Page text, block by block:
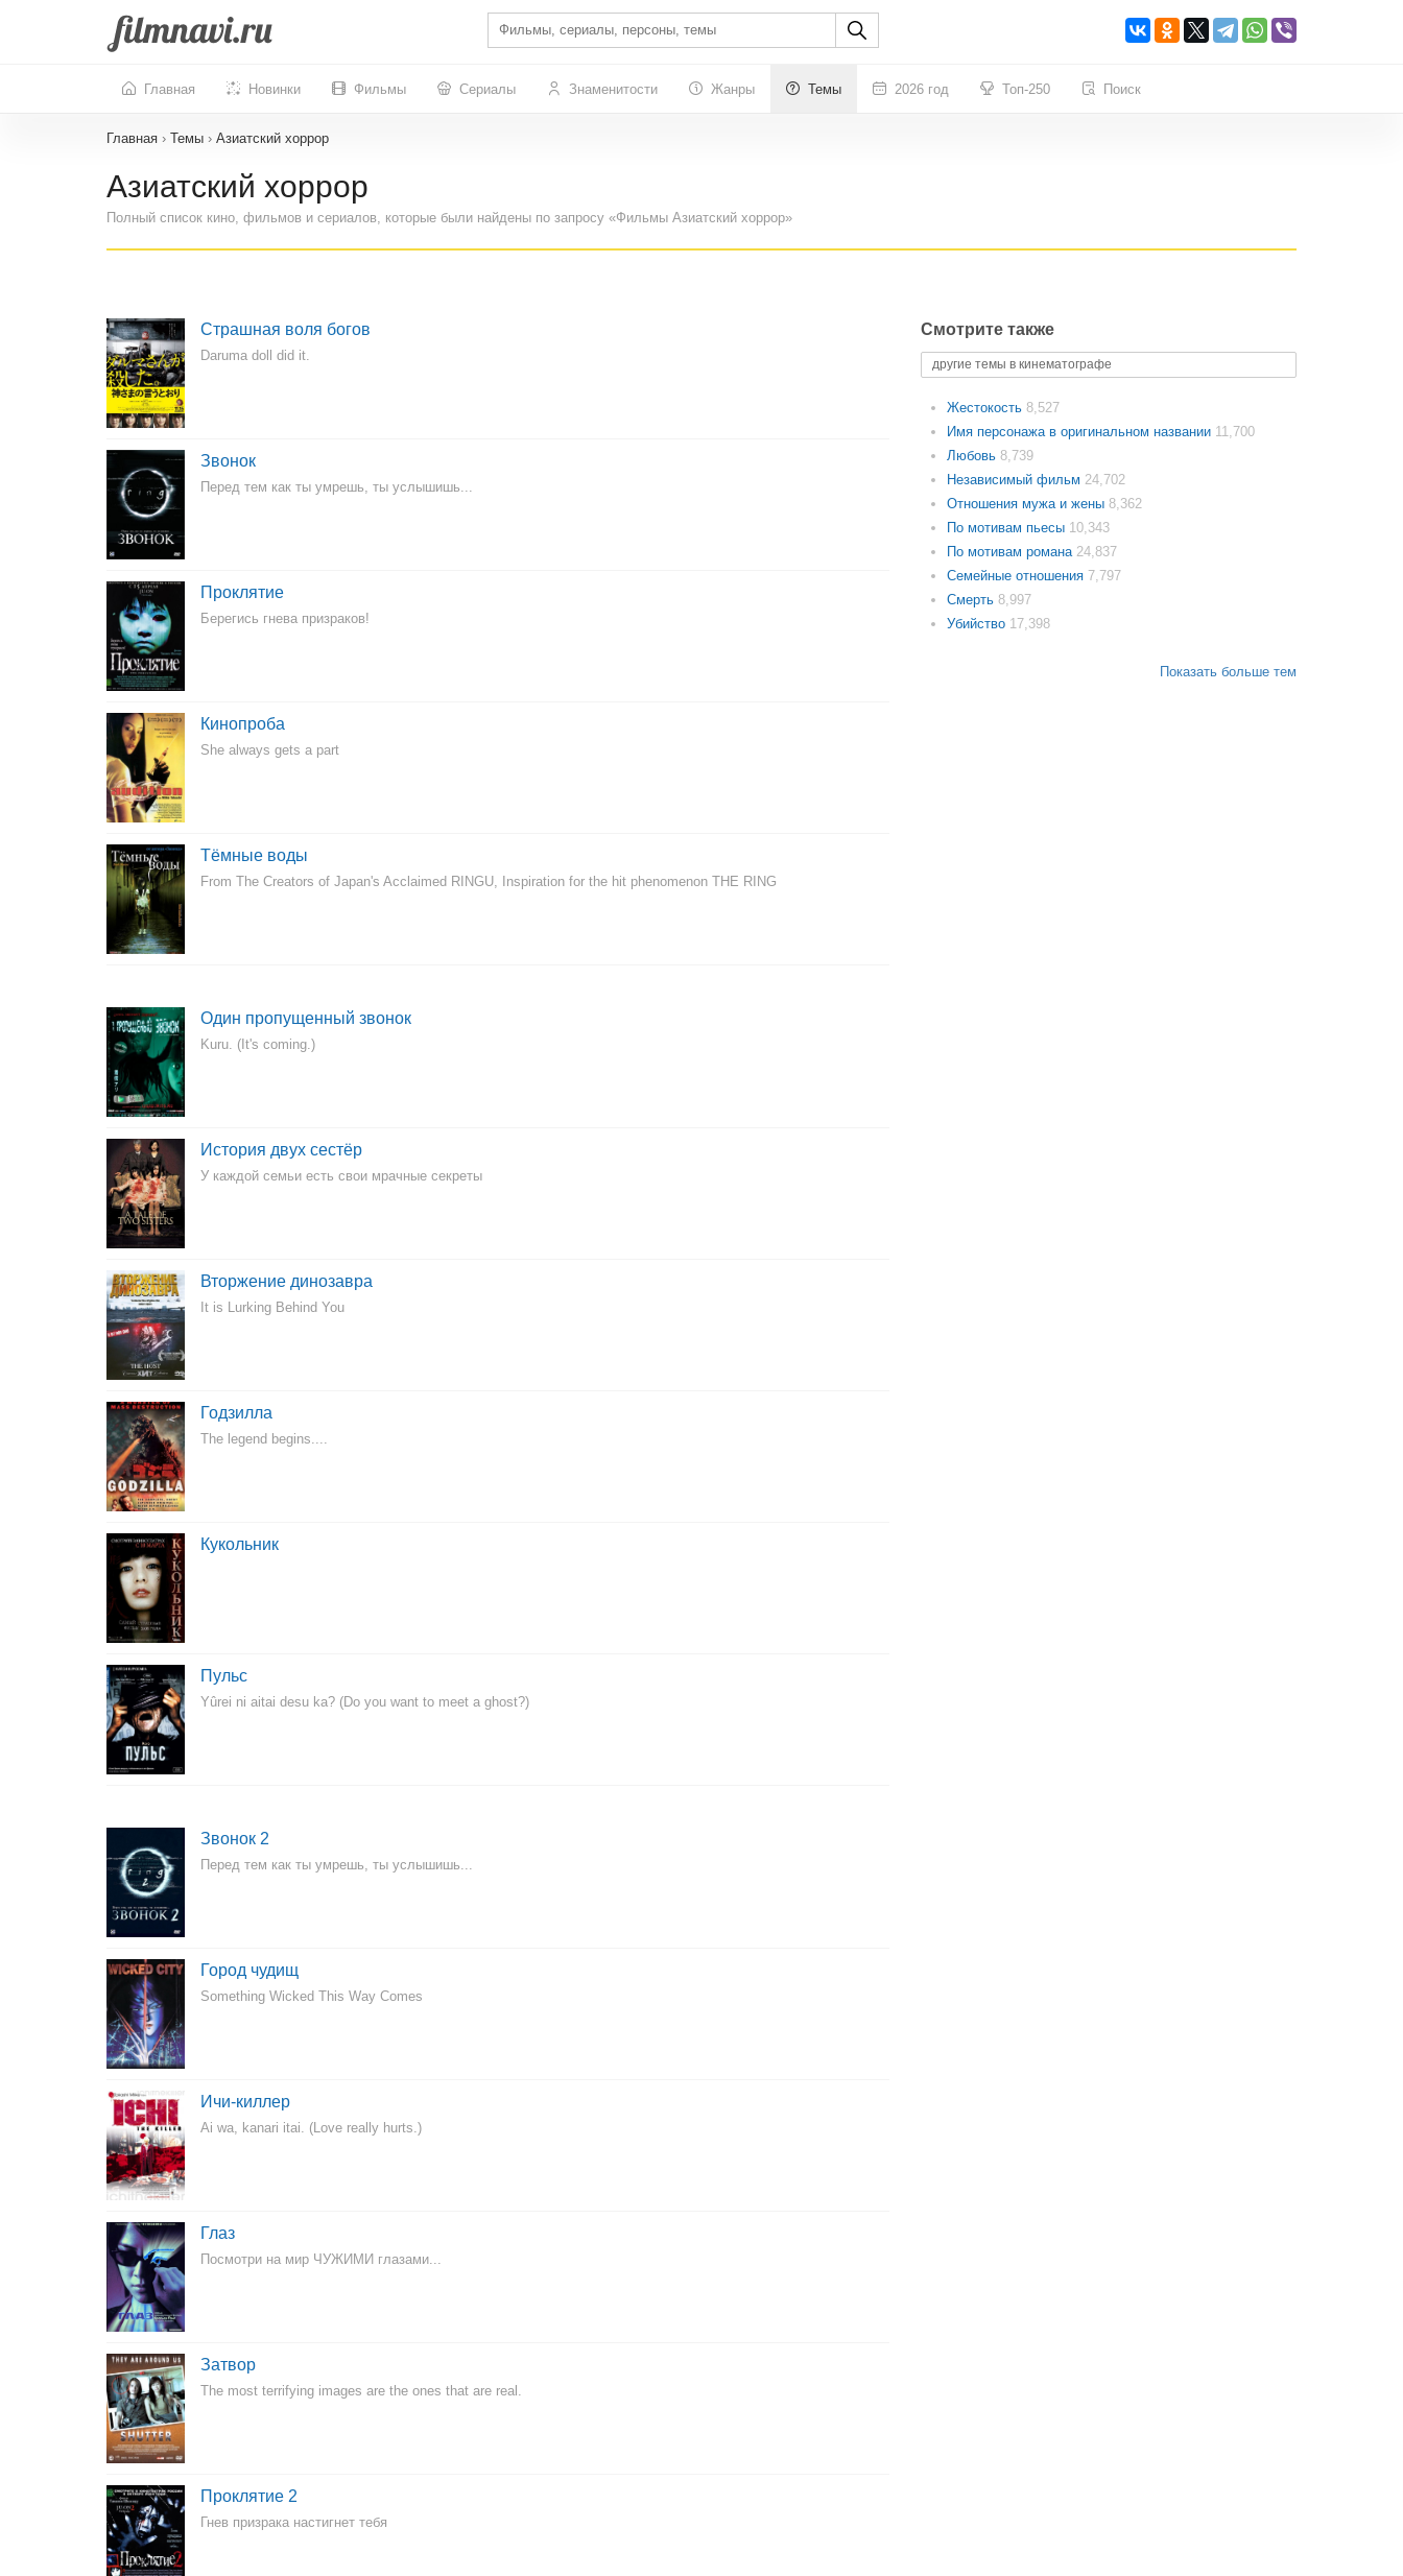
Главная Новинки Фильмы Сериалы Знаменитости Жанры Темы 2026 год Топ-250 Поиск
Главная › Темы › Азиатский хоррор
Азиатский хоррор
Полный список кино, фильмов и сериалов, которые были найдены по запросу «Фильмы Азиатский хоррор»
Страшная воля богов
Daruma doll did it.
Звонок
Перед тем как ты умрешь, ты услышишь...
Проклятие
Берегись гнева призраков!
Кинопроба
She always gets a part
Тёмные воды
From The Creators of Japan's Acclaimed RINGU, Inspiration for the hit phenomenon THE RING
Один пропущенный звонок
Kuru. (It's coming.)
История двух сестёр
У каждой семьи есть свои мрачные секреты
Вторжение динозавра
It is Lurking Behind You
Годзилла
The legend begins....
Кукольник
Пульс
Yûrei ni aitai desu ka? (Do you want to meet a ghost?)
Звонок 2
Перед тем как ты умрешь, ты услышишь...
Город чудищ
Something Wicked This Way Comes
Ичи-киллер
Ai wa, kanari itai. (Love really hurts.)
Глаз
Посмотри на мир ЧУЖИМИ глазами...
Затвор
The most terrifying images are the ones that are real.
Проклятие 2
Гнев призрака настигнет тебя
Смотрите также
другие темы в кинематографе
Жестокость 8,527
Имя персонажа в оригинальном названии 11,700
Любовь 8,739
Независимый фильм 24,702
Отношения мужа и жены 8,362
По мотивам пьесы 10,343
По мотивам романа 24,837
Семейные отношения 7,797
Смерть 8,997
Убийство 17,398
Показать больше тем